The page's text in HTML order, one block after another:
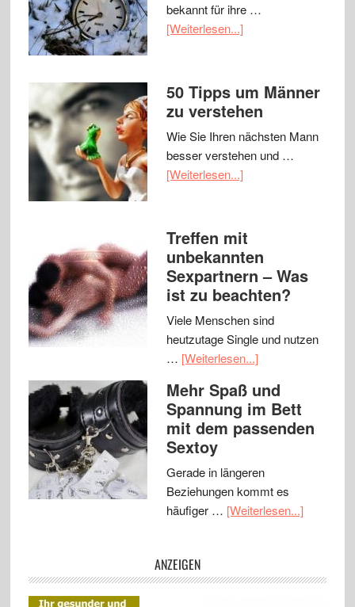
bekannt für ihre …
[Weiterlesen...]
50 Tipps um Männer
zu verstehen
Wie Sie Ihren nächsten Mann
besser verstehen und …
[Weiterlesen...]
Treffen mit
unbekannten
Sexpartnern – Was
ist zu beachten?
Viele Menschen sind
heutzutage Single und nutzen
… [Weiterlesen...]
Mehr Spaß und
Spannung im Bett
mit dem passenden
Sextoy
Gerade in längeren
Beziehungen kommt es
häufiger … [Weiterlesen...]
ANZEIGEN